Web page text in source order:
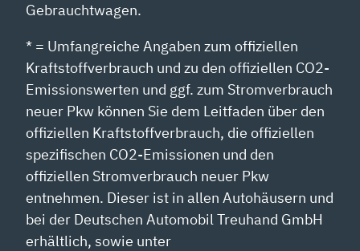
Gebrauchtwagen.
* = Umfangreiche Angaben zum offiziellen
Kraftstoffverbrauch und zu den offiziellen CO2-
Emissionswerten und ggf. zum Stromverbrauch
neuer Pkw können Sie dem Leitfaden über den
offiziellen Kraftstoffverbrauch, die offiziellen
spezifischen CO2-Emissionen und den
offiziellen Stromverbrauch neuer Pkw
entnehmen. Dieser ist in allen Autohäusern und
bei der Deutschen Automobil Treuhand GmbH
erhältlich, sowie unter